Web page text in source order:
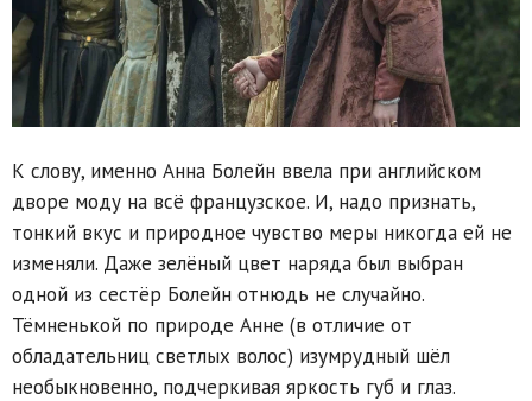
К слову, именно Анна Болейн ввела при английском
дворе моду на всё французское. И, надо признать,
тонкий вкус и природное чувство меры никогда ей не
изменяли. Даже зелёный цвет наряда был выбран
одной из сестёр Болейн отнюдь не случайно.
Тёмненькой по природе Анне (в отличие от
обладательниц светлых волос) изумрудный шёл
необыкновенно, подчеркивая яркость губ и глаз.